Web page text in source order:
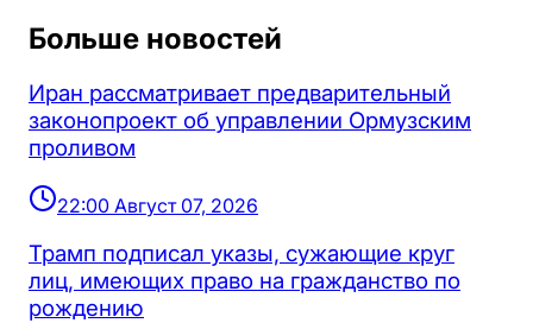
Больше новостей
Иран рассматривает предварительный
законопроект об управлении Ормузским
проливом
22:00 Август 07, 2026
Трамп подписал указы, сужающие круг
лиц, имеющих право на гражданство по
рождению